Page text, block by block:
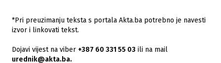
*Pri preuzimanju teksta s portala Akta.ba potrebno je navesti
izvor i linkovati tekst.
Dojavi vijest na viber +387 60 331 55 03 ili na mail
urednik@akta.ba.